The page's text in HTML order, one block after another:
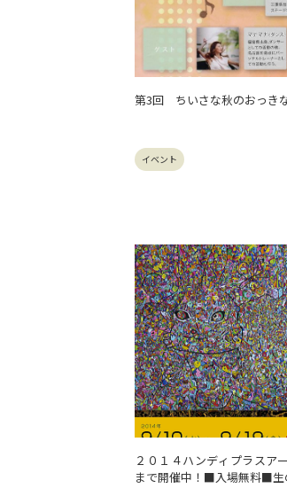
第3回 ちいさな秋のおっき
イベント
２０１４ハンディプラスア
まで開催中！■入場無料■生